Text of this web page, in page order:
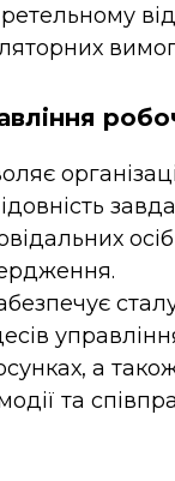
ретельному
а
та